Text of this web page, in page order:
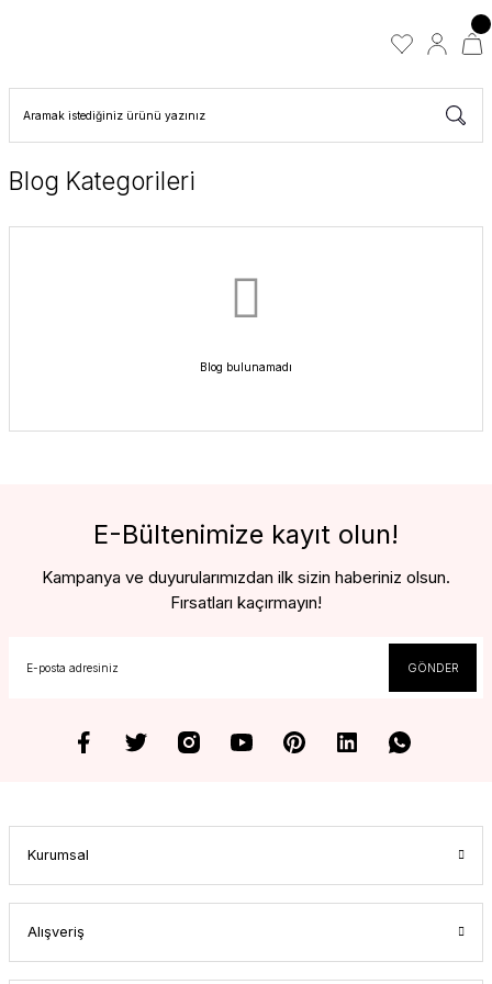
Blog Kategorileri
Blog bulunamadı
E-Bültenimize kayıt olun!
Kampanya ve duyurularımızdan ilk sizin haberiniz olsun.
Fırsatları kaçırmayın!
GÖNDER
Kurumsal
Alışveriş